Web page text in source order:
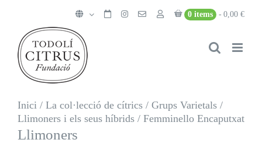
content
0 items 0,00 €
Inici / La col·lecció de cítrics / Grups Varietals /
Llimoners i els seus híbrids / Femminello Encaputxat
Llimoners